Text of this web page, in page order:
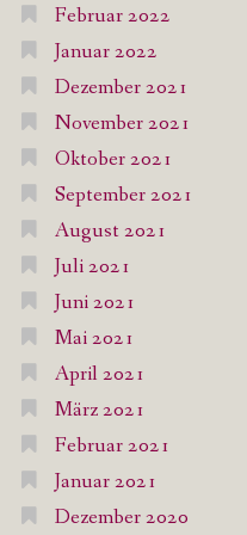
Februar 2022
Januar 2022
Dezember 2021
November 2021
Oktober 2021
September 2021
August 2021
Juli 2021
Juni 2021
Mai 2021
April 2021
März 2021
Februar 2021
Januar 2021
Dezember 2020